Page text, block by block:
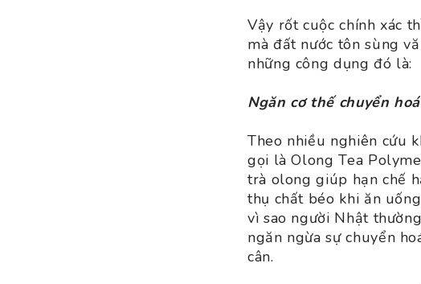
Vậy rốt cuộc chính xác
mà đất nước tôn sùng
những công dụng đó là:
Ngăn cơ thế chuyển
Theo nhiều nghiên cứu
gọi là Olong Tea
trà olong giúp hạn chế
thụ chất béo khi ăn
vì sao người Nhật
ngăn ngừa sự chuyển
cân.